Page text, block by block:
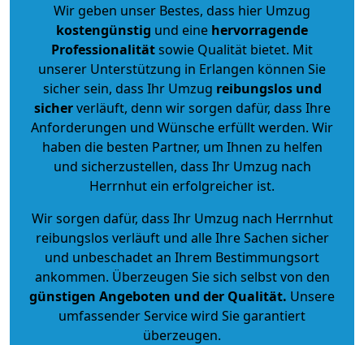
Wir geben unser Bestes, dass hier Umzug
kostengünstig und eine hervorragende
Professionalitätsowie Qualität bietet. Mit
unserer Unterstützung in Erlangen können Sie
sicher sein, dass Ihr Umzug reibungslos und
sicherverläuft, denn wir sorgen dafür, dass Ihre
Anforderungen und Wünsche erfüllt werden. Wir
haben die besten Partner, um Ihnen zu helfen
und sicherzustellen, dass Ihr Umzug nach
Herrnhut ein erfolgreicher ist.
Wir sorgen dafür, dass Ihr Umzug nach Herrnhut
reibungslos verläuft und alle Ihre Sachen sicher
und unbeschadet an Ihrem Bestimmungsort
ankommen. Überzeugen Sie sich selbst von den
günstigen Angeboten und der Qualität. Unsere
umfassender Service wird Sie garantiert
überzeugen.